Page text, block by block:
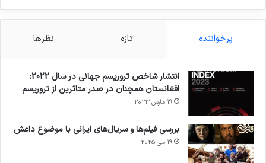
پرخواننده تازه نظرها
انتشار شاخص تروریسم جهانی در سال 2022:
افغانستان همچنان در صدر متاثرین از تروریسم
19 مارس 2023
بررسی فیلم‌ها و سریال‌های ایرانی با موضوع داعش
19 می 2025